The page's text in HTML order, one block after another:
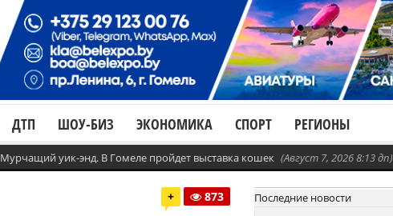
ДТП ШОУ-БИЗ ЭКОНОМИКА СПОРТ РЕГИОНЫ
Мурчащий уик-энд. В Гомеле пройдет выставка кошек (Август 7, 2026 8:13 дп)
+ 873 Последние новости